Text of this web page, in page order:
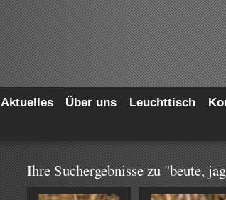
Aktuelles Über uns Leuchttisch
Ihre Suchergebnisse zu "beute,